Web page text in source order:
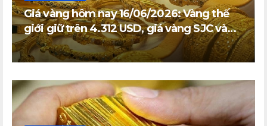
Giá vàng hôm nay 16/06/2026: Vàng thế
giới giữ trên 4.312 USD, giá vàng SJC và
vàng nhẫn trong nước đi ngang